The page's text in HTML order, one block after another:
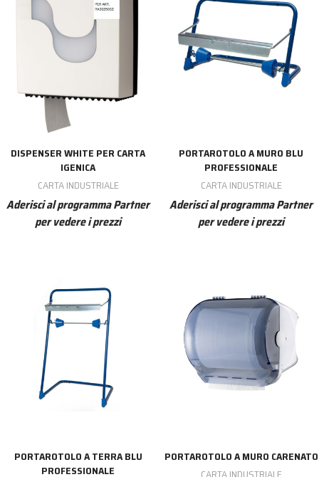
DISPENSER WHITE PER CARTA
IGENICA
CARTA INDUSTRIALE
Aderisci al programma Partner
per vedere i prezzi
PORTAROTOLO A MURO BLU
PROFESSIONALE
CARTA INDUSTRIALE
Aderisci al programma Partner
per vedere i prezzi
PORTAROTOLO A TERRA BLU
PROFESSIONALE
PORTAROTOLO A MURO CARENATO